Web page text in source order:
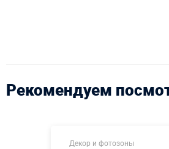
Рекомендуем
Декор и фотозоны